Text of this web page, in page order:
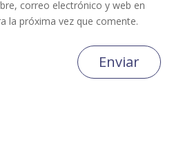
correo electrónico y web en
la próxima vez que comente.
Enviar